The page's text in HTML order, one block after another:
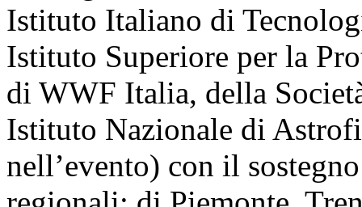
Istituto Italiano di
Istituto Superiore per la
di WWF Italia, della
Istituto Nazionale di
nell’evento) con il